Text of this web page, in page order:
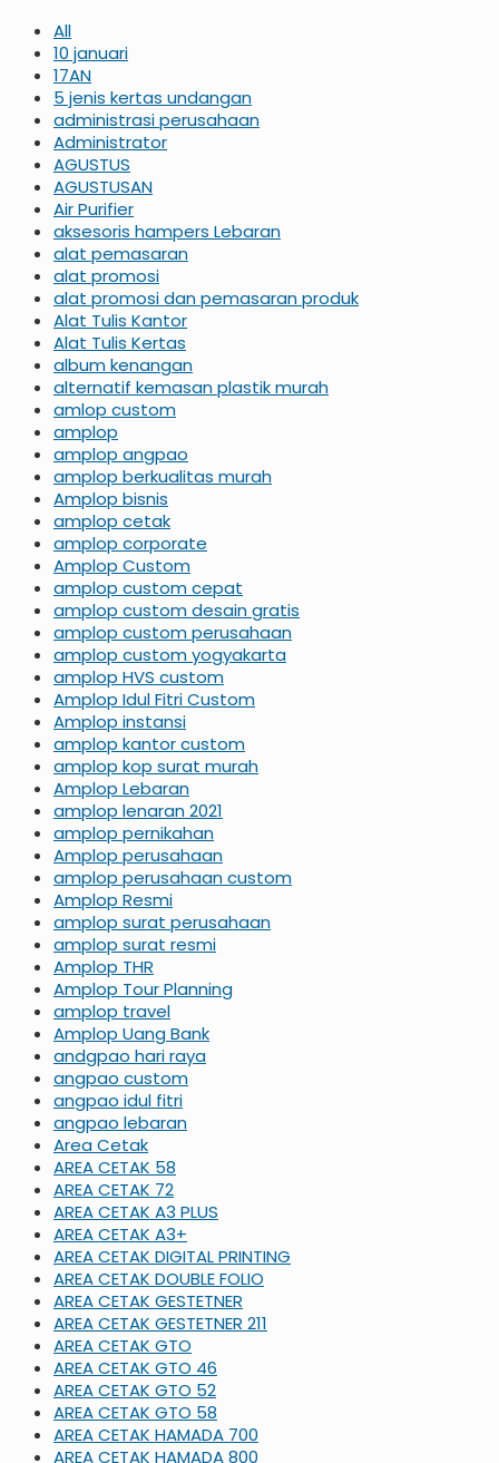
All
10 januari
17AN
5 jenis kertas undangan
administrasi perusahaan
Administrator
AGUSTUS
AGUSTUSAN
Air Purifier
aksesoris hampers Lebaran
alat pemasaran
alat promosi
alat promosi dan pemasaran produk
Alat Tulis Kantor
Alat Tulis Kertas
album kenangan
alternatif kemasan plastik murah
amlop custom
amplop
amplop angpao
amplop berkualitas murah
Amplop bisnis
amplop cetak
amplop corporate
Amplop Custom
amplop custom cepat
amplop custom desain gratis
amplop custom perusahaan
amplop custom yogyakarta
amplop HVS custom
Amplop Idul Fitri Custom
Amplop instansi
amplop kantor custom
amplop kop surat murah
Amplop Lebaran
amplop lenaran 2021
amplop pernikahan
Amplop perusahaan
amplop perusahaan custom
Amplop Resmi
amplop surat perusahaan
amplop surat resmi
Amplop THR
Amplop Tour Planning
amplop travel
Amplop Uang Bank
andgpao hari raya
angpao custom
angpao idul fitri
angpao lebaran
Area Cetak
AREA CETAK 58
AREA CETAK 72
AREA CETAK A3 PLUS
AREA CETAK A3+
AREA CETAK DIGITAL PRINTING
AREA CETAK DOUBLE FOLIO
AREA CETAK GESTETNER
AREA CETAK GESTETNER 211
AREA CETAK GTO
AREA CETAK GTO 46
AREA CETAK GTO 52
AREA CETAK GTO 58
AREA CETAK HAMADA 700
AREA CETAK HAMADA 800